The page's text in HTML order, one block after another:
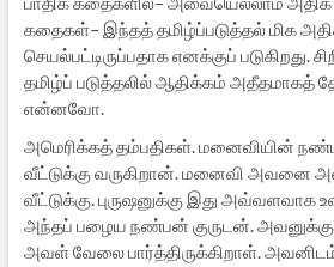
கதைகள்– இந்தத் தமிழ்ப்படுத்தல் மிக
செயல்பட்டிருப்பதாக எனக்குப் படுகிறது.
தமிழ்ப் படுத்தலில் ஆதிக்கம் அதீதமாகத்
என்னவோ.
அமெரிக்கத் தம்பதிகள். மனைவியின்
வீட்டுக்கு வருகிறான். மனைவி அவனை
வீட்டுக்கு. புருஷனுக்கு இது அவ்வளவாக
அந்தப் பழைய நண்பன் குருடன்.
அவள் வேலை பார்த்திருக்கிறாள்.